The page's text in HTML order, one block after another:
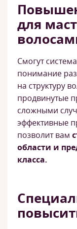
для
Смогут
понимание
на структуру
продвинутые
сложными
эффективные
позволит вам
области и
класса.